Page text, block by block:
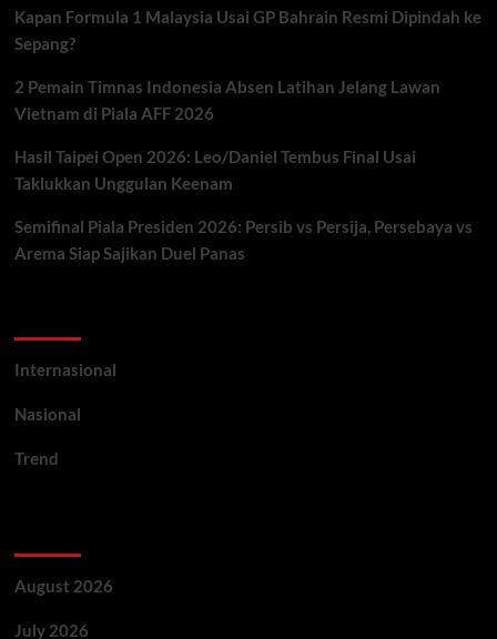
Kapan Formula 1 Malaysia Usai GP Bahrain Resmi Dipindah ke
Sepang?
2 Pemain Timnas Indonesia Absen Latihan Jelang Lawan
Vietnam di Piala AFF 2026
Hasil Taipei Open 2026: Leo/Daniel Tembus Final Usai
Taklukkan Unggulan Keenam
Semifinal Piala Presiden 2026: Persib vs Persija, Persebaya vs
Arema Siap Sajikan Duel Panas
Internasional
Nasional
Trend
August 2026
July 2026